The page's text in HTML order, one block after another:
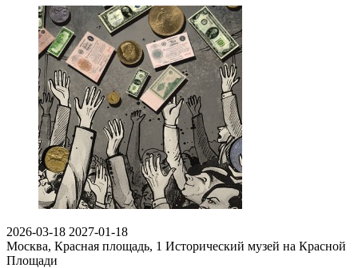
2026-03-18 2027-01-18
Москва, Красная площадь, 1 Исторический музей на Красной
Площади